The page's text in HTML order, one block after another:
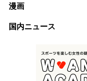
漫画
国内ニュース